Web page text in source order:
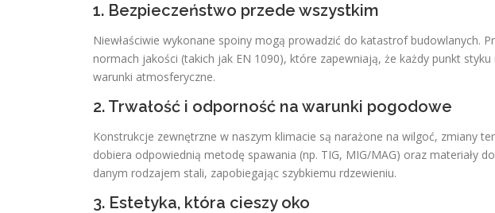
1. Bezpieczeństwo przede wszystkim
Niewłaściwie wykonane spoiny mogą prowadzić do katastrof budowlanych.
normach jakości (takich jak EN 1090), które zapewniają, że każdy punkt
warunki atmosferyczne.
2. Trwałość i odporność na warunki pogodowe
Konstrukcje zewnętrzne w naszym klimacie są narażone na wilgoć, zmiany
dobiera odpowiednią metodę spawania (np. TIG, MIG/MAG) oraz materiały
danym rodzajem stali, zapobiegając szybkiemu rdzewieniu.
3. Estetyka, która cieszy oko